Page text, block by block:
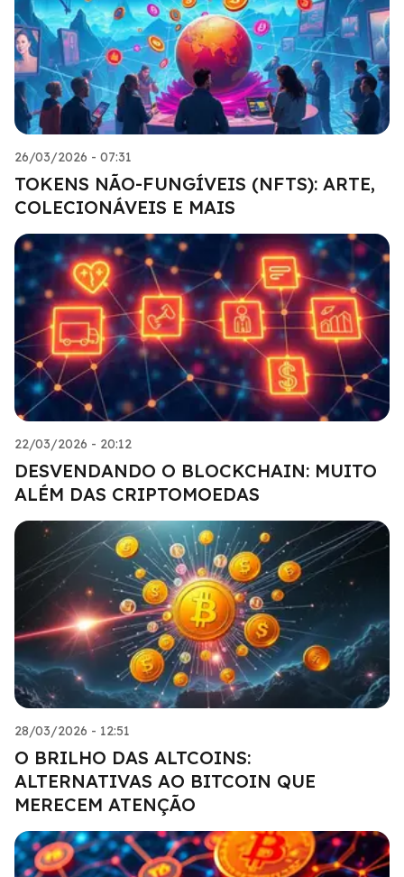
26/03/2026 - 07:31
TOKENS NÃO-FUNGÍVEIS (NFTS): ARTE,
COLECIONÁVEIS E MAIS
22/03/2026 - 20:12
DESVENDANDO O BLOCKCHAIN: MUITO
ALÉM DAS CRIPTOMOEDAS
28/03/2026 - 12:51
O BRILHO DAS ALTCOINS:
ALTERNATIVAS AO BITCOIN QUE
MERECEM ATENÇÃO